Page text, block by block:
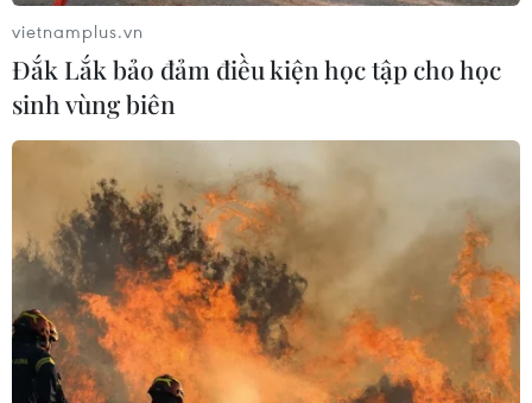
tháng đầu năm 2018 đạt 1,324 tỷ USD, tăng 29,5% so
cùng kỳ năm trước.
vietnamplus.vn
Đắk Lắk bảo đảm điều kiện học tập cho học
sinh vùng biên